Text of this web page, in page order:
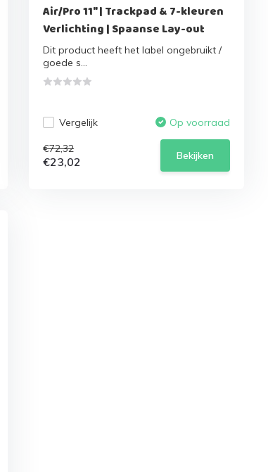
Air/Pro 11" | Trackpad & 7-kleuren
Verlichting | Spaanse Lay-out
Dit product heeft het label ongebruikt /
goede s...
Vergelijk Op voorraad
€72,32
€23,02 Bekijken